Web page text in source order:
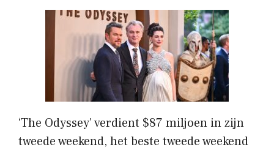
‘The Odyssey’ verdient $87 miljoen in zijn
tweede weekend, het beste tweede weekend